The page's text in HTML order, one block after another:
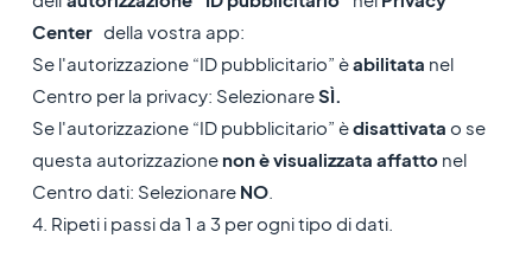
Centerdella vostra app:
Se l'autorizzazione “ID pubblicitario” èabilitata nel
Centro per la privacy: SelezionareSÌ.
Se l'autorizzazione “ID pubblicitario” èdisattivata o se
questa autorizzazione non è visualizzata affattonel
Centro dati: Selezionare NO.
4. Ripeti i passi da 1 a 3 per ogni tipo di dati.